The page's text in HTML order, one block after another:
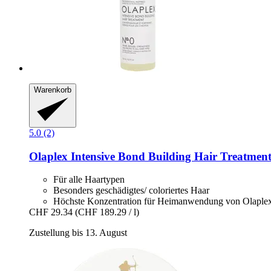
Warenkorb
5.0 (2)
Olaplex Intensive Bond Building Hair
Für alle Haartypen
Besonders geschädigtes/ coloriertes Haar
Höchste Konzentration für Heimanwendung von
CHF 29.34 (CHF 189.29 / l)
Zustellung bis 13. August